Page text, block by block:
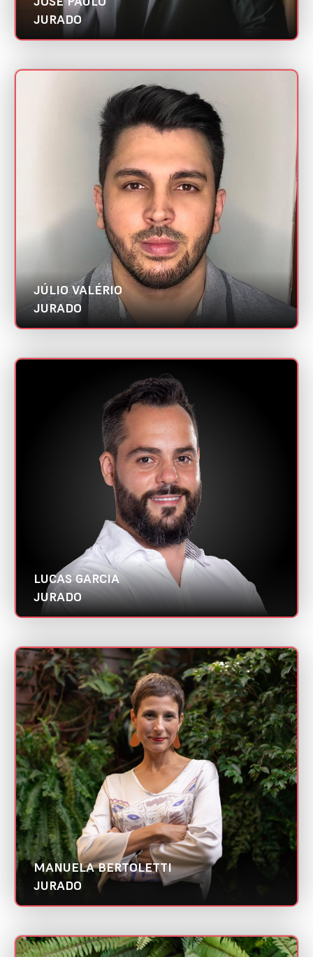
JURADO
JÚLIO VALÉRIO
JURADO
JÚLIO VALÉRIO
JVM Comunicação
| Abradi RN
Gestor de Growth
Social Media
LUCAS GARCIA
JURADO
Hiro Comunicação| Abradi SP
Gestor de Mídia/Tráfego
Gestor de Projetos
MANUELA BERTOLETTI
JURADO
MANUELA BERTOLETTI
Mini CV
Ora Design | Abradi Nacional
Categorias:
Diretor de arte
Melhor estratégia de marketing digital